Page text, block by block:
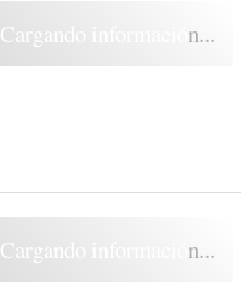
Cargando información...
Cargando información...